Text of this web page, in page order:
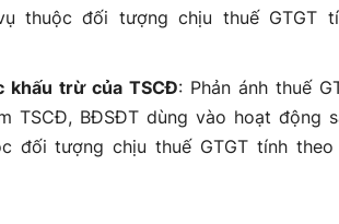
thuộc đối tượng chịu thuế GTGT
khấu trừ của TSCĐ: Phản ánh thuế
TSCĐ, BĐSĐT dùng vào hoạt động
đối tượng chịu thuế GTGT tính theo